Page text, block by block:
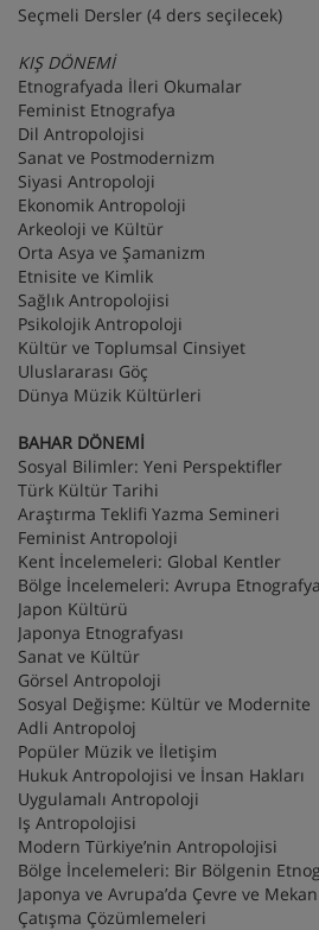
Seçmeli Dersler (4 ders seçilecek)
KIŞ DÖNEMİ
Etnografyada İleri Okumalar
Feminist Etnografya
Dil Antropolojisi
Sanat ve Postmodernizm
Siyasi Antropoloji
Ekonomik Antropoloji
Arkeoloji ve Kültür
Orta Asya ve Şamanizm
Etnisite ve Kimlik
Sağlık Antropolojisi
Psikolojik Antropoloji
Kültür ve Toplumsal Cinsiyet
Uluslararası Göç
Dünya Müzik Kültürleri
BAHAR DÖNEMİ
Sosyal Bilimler: Yeni Perspektifler
Türk Kültür Tarihi
Araştırma Teklifi Yazma Semineri
Feminist Antropoloji
Kent İncelemeleri: Global Kentler
Bölge İncelemeleri: Avrupa
Japon Kültürü
Japonya Etnografyası
Sanat ve Kültür
Görsel Antropoloji
Sosyal Değişme: Kültür ve Modernite
Adli Antropoloj
Popüler Müzik ve İletişim
Hukuk Antropolojisi ve İnsan Hakları
Uygulamalı Antropoloji
Iş Antropolojisi
Modern Türkiye’nin Antropolojisi
Bölge İncelemeleri: Bir Bölgenin
Japonya ve Avrupa’da Çevre ve Mekan
Çatışma Çözümlemeleri